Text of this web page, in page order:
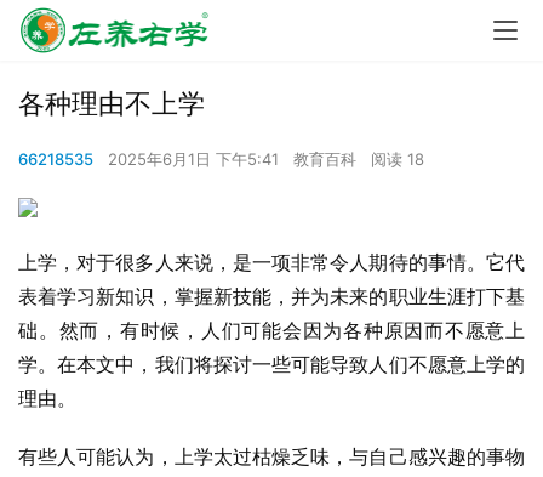
各种理由不上学
66218535 2025年6月1日 下午5:41 教育百科 阅读 18
上学，对于很多人来说，是一项非常令人期待的事情。它代
表着学习新知识，掌握新技能，并为未来的职业生涯打下基
础。然而，有时候，人们可能会因为各种原因而不愿意上
学。在本文中，我们将探讨一些可能导致人们不愿意上学的
理由。
有些人可能认为，上学太过枯燥乏味，与自己感兴趣的事物